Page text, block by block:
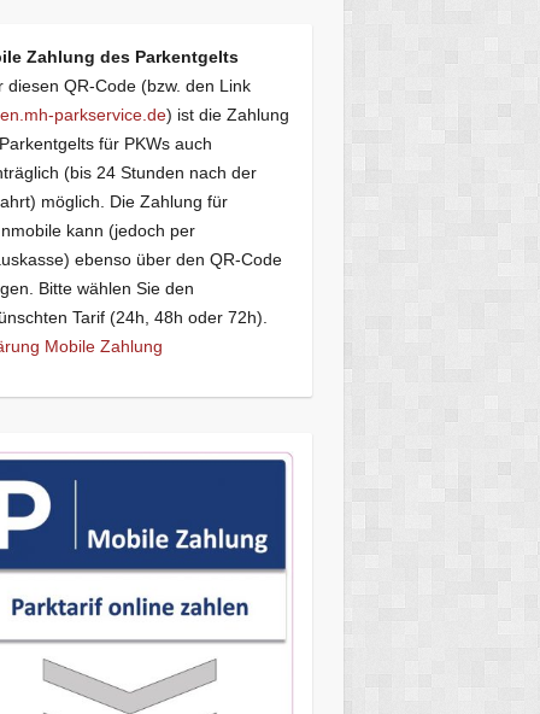
Zahlung des Parkentgelts
diesen QR-Code (bzw. den Link
parkservice.de) ist die Zahlung
für PKWs auch
(bis 24 Stunden nach der
möglich. Die Zahlung für
kann (jedoch per
ebenso über den QR-Code
Bitte wählen Sie den
Tarif (24h, 48h oder 72h).
Mobile Zahlung